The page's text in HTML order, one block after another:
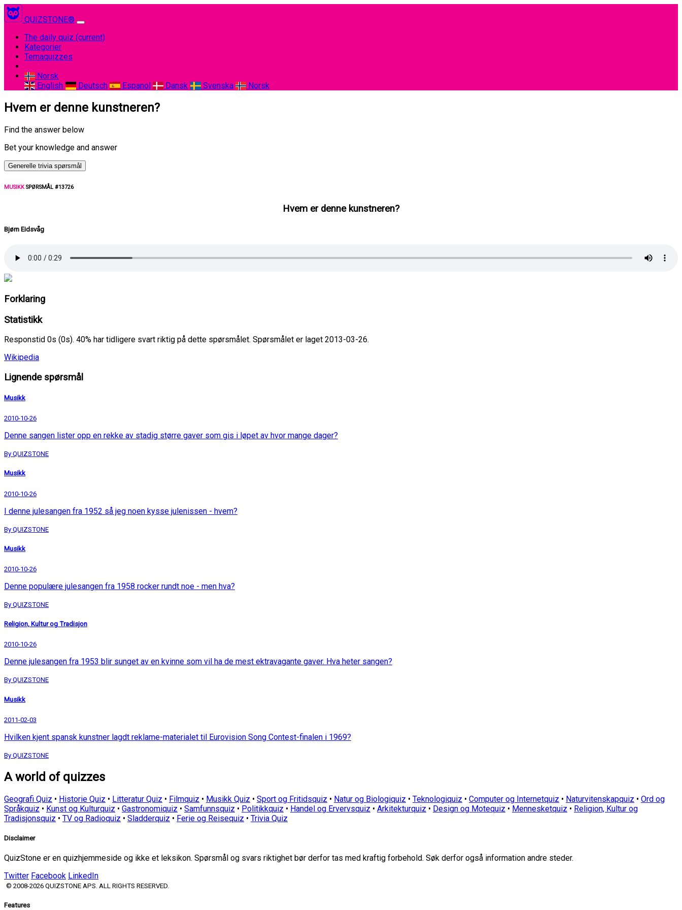
QUIZSTONE®
The daily quiz (current)
Kategorier
Temaquizzes
Norsk
English
Deutsch Espanol Dansk Svenska Norsk
Hvem er denne kunstneren?
Find the answer below
Bet your knowledge and answer
Generelle trivia spørsmål
MUSIKKSPØRSMÅL #13726
Hvem er denne kunstneren?
Bjørn Eidsvåg
Forklaring
Statistikk
Responstid 0s (0s). 40% har tidligere svart riktig på dette spørsmålet. Spørsmålet er laget 2013-03-26.
Wikipedia
Lignende spørsmål
Musikk
2010-10-26
Denne sangen lister opp en rekke av stadig større gaver som gis i løpet av hvor mange dager?
By QUIZSTONE
Musikk
2010-10-26
I denne julesangen fra 1952 så jeg noen kysse julenissen - hvem?
By QUIZSTONE
Musikk
2010-10-26
Denne populære julesangen fra 1958 rocker rundt noe - men hva?
By QUIZSTONE
Religion, Kultur og Tradisjon
2010-10-26
Denne julesangen fra 1953 blir sunget av en kvinne som vil ha de mest ektravagante gaver. Hva heter sangen?
By QUIZSTONE
Musikk
2011-02-03
Hvilken kjent spansk kunstner lagdt reklame-materialet til Eurovision Song Contest-finalen i 1969?
By QUIZSTONE
A world of quizzes
Geografi Quiz • Historie Quiz • Litteratur Quiz • Filmquiz • Musikk Quiz • Sport og Fritidsquiz • Natur og Biologiquiz • Teknologiquiz • Computer og Internetquiz • Naturvitenskapquiz • Ord og
Språkquiz • Kunst og Kulturquiz • Gastronomiquiz • Samfunnsquiz • Politikkquiz • Handel og Ervervsquiz • Arkitekturquiz • Design og Motequiz • Mennesketquiz • Religion, Kultur og
Tradisjonsquiz • TV og Radioquiz • Sladderquiz • Ferie og Reisequiz • Trivia Quiz
Disclaimer
QuizStone er en quizhjemmeside og ikke et leksikon. Spørsmål og svars riktighet bør derfor tas med kraftig forbehold. Søk derfor også information andre steder.
Twitter Facebook LinkedIn
© 2008-2026 QUIZSTONE APS. ALL RIGHTS RESERVED.
Features